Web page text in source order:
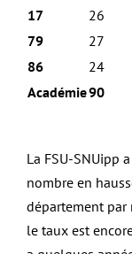
17
26
79
27
86
24
Académie90
La FSU-SNUipp
nombre en
département par
le taux est